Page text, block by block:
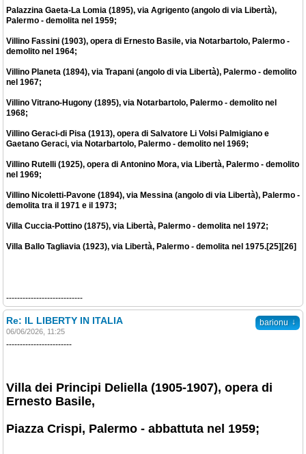
Palazzina Gaeta-La Lomia (1895), via Agrigento (angolo di via Libertà),
Palermo - demolita nel 1959;
Villino Fassini (1903), opera di Ernesto Basile, via Notarbartolo, Palermo -
demolito nel 1964;
Villino Planeta (1894), via Trapani (angolo di via Libertà), Palermo - demolito
nel 1967;
Villino Vitrano-Hugony (1895), via Notarbartolo, Palermo - demolito nel
1968;
Villino Geraci-di Pisa (1913), opera di Salvatore Li Volsi Palmigiano e
Gaetano Geraci, via Notarbartolo, Palermo - demolito nel 1969;
Villino Rutelli (1925), opera di Antonino Mora, via Libertà, Palermo - demolito
nel 1969;
Villino Nicoletti-Pavone (1894), via Messina (angolo di via Libertà), Palermo -
demolita tra il 1971 e il 1973;
Villa Cuccia-Pottino (1875), via Libertà, Palermo - demolita nel 1972;
Villa Ballo Tagliavia (1923), via Libertà, Palermo - demolita nel 1975.[25][26]
----------------------------
barionu ↓
Re: IL LIBERTY IN ITALIA
06/06/2026, 11:25
------------------------
Villa dei Principi Deliella (1905-1907), opera di
Ernesto Basile,
Piazza Crispi, Palermo - abbattuta nel 1959;